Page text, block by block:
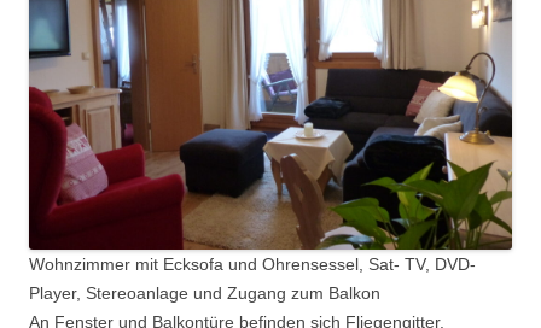
Wohnzimmer mit Ecksofa und Ohrensessel, Sat- TV, DVD-
Player, Stereoanlage und Zugang zum Balkon
An Fenster und Balkontüre befinden sich Fliegengitter.